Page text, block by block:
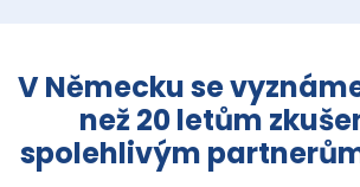
V Německu se
než 20 letům
spolehlivým